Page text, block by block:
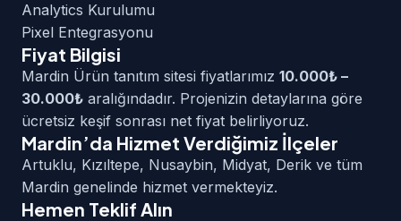
Analytics Kurulumu
Pixel Entegrasyonu
Fiyat Bilgisi
Mardin Ürün tanıtım sitesi fiyatlarımız 10.000₺ –
30.000₺ aralığındadır. Projenizin detaylarına göre
ücretsiz keşif sonrası net fiyat belirliyoruz.
Mardin’da Hizmet Verdiğimiz İlçeler
Artuklu, Kızıltepe, Nusaybin, Midyat, Derik ve tüm
Mardin genelinde hizmet vermekteyiz.
Hemen Teklif Alın